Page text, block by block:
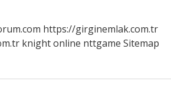
https://girginemlak.com.tr
knight online nttgame Sitemap